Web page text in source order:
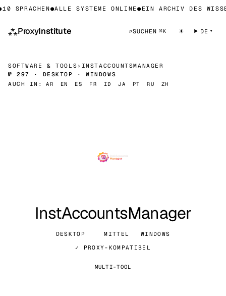
SPRACHEN●ALLE SYSTEME ONLINE●EIN ARCHIV DES
⁂ProxyInstitute ⌕SUCHEN ⌘K ☀ DE
SOFTWARE & TOOLS › INSTACCOUNTSMANAGER
№ 297 · DESKTOP · WINDOWS
AUCH IN:
AR EN ES FR ID JA PT RU ZH
InstAccountsManager
DESKTOP MITTEL
WINDOWS
✓ PROXY-KOMPATIBEL
MULTI-TOOL